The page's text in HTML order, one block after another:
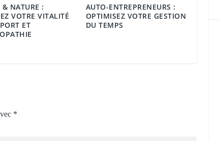
& NATURE :
VOTRE VITALITÉ
ET
AUTO-ENTREPRENEURS :
OPTIMISEZ VOTRE GESTION
DU TEMPS
*